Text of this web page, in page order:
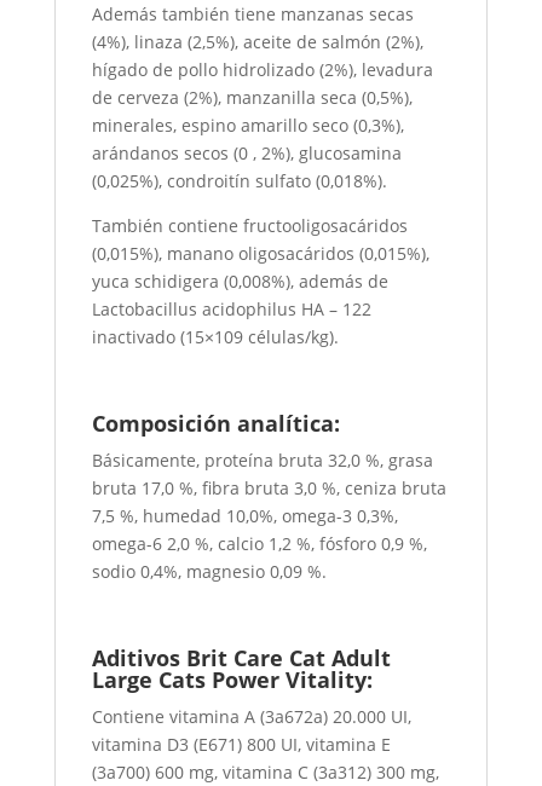
Además también tiene manzanas secas
(4%), linaza (2,5%), aceite de salmón (2%),
hígado de pollo hidrolizado (2%), levadura
de cerveza (2%), manzanilla seca (0,5%),
minerales, espino amarillo seco (0,3%),
arándanos secos (0 , 2%), glucosamina
(0,025%), condroitín sulfato (0,018%).
También contiene fructooligosacáridos
(0,015%), manano oligosacáridos (0,015%),
yuca schidigera (0,008%), además de
Lactobacillus acidophilus HA – 122
inactivado (15×109 células/kg).
Composición analítica:
Básicamente, proteína bruta 32,0 %, grasa
bruta 17,0 %, fibra bruta 3,0 %, ceniza bruta
7,5 %, humedad 10,0%, omega-3 0,3%,
omega-6 2,0 %, calcio 1,2 %, fósforo 0,9 %,
sodio 0,4%, magnesio 0,09 %.
Aditivos Brit Care Cat Adult
Large Cats Power Vitality:
Contiene vitamina A (3a672a) 20.000 UI,
vitamina D3 (E671) 800 UI, vitamina E
(3a700) 600 mg, vitamina C (3a312) 300 mg,